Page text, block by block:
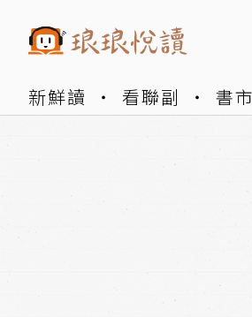
新鮮讀 看聯副 書